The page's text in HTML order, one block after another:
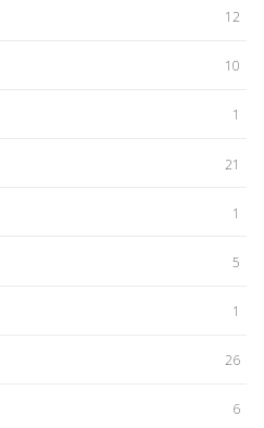
12
10
1
21
1
5
1
26
6